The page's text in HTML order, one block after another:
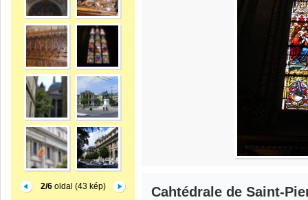
2/6oldal (43 kép) Cahtédrale de Saint-